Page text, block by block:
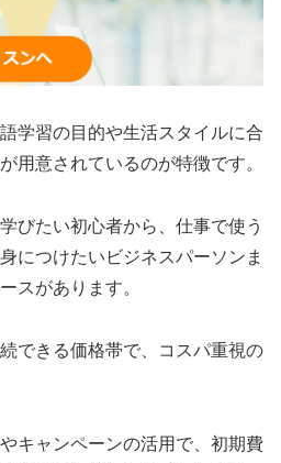
学習の目的や生活スタイルに合
用意されているのが特徴です。
びたい初心者から、仕事で使う
につけたいビジネスパーソンま
スがあります。
できる価格帯で、コスパ重視の
キャンペーンの活用で、初期費